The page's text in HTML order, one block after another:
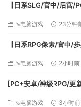
【日系SLG/官中/后宫
⇘电脑游戏 23分钟
【日系RPG像素/官中/
ムと世界樹の牧場～ 官
⇘电脑游戏 2小时前
[PC+安卓/神级RPG/更
⇘电脑游戏 3小时前